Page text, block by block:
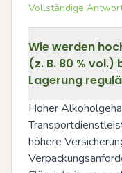
Vollständige
Wie werden
(z. B. 80 % vol.)
Lagerung
Hoher
höhere